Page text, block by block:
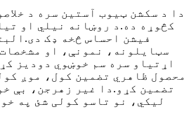
دا د سکشن ټیوب آستین سره د
کڅوړه ده.د روښانه نیلي او
فیشن احساس څخه ډک
سټایلونه، نمونې، او
اړتیاو سره سم خوښوي دودیز
محصول ظاهري تضمین کول، موږ
تضمین کړو.دا غیر زهرجن، بې
لیکي، نو تاسو کولی شئ په